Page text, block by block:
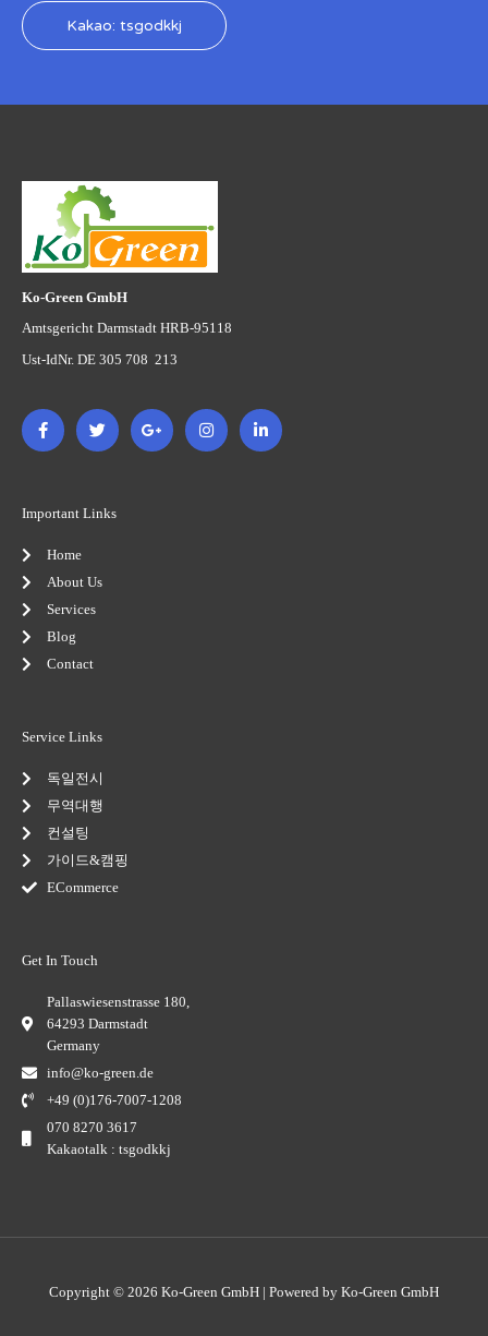
Kakao: tsgodkkj
Ko-Green GmbH
Amtsgericht Darmstadt HRB-95118
Ust-IdNr. DE 305 708 213
F
a
c
o
T
w
i
r
G
o
o
I
n
s
L
i
n
Important Links
Home
About Us
Services
Blog
Contact
Service Links
독일전시
무역대행
컨설팅
가이드&캠핑
ECommerce
Get In Touch
Pallaswiesenstrasse 180,
64293 Darmstadt
Germany
info@ko-green.de
+49 (0)176-7007-1208
070 8270 3617
Kakaotalk : tsgodkkj
Copyright © 2026 Ko-Green GmbH | Powered by Ko-Green GmbH